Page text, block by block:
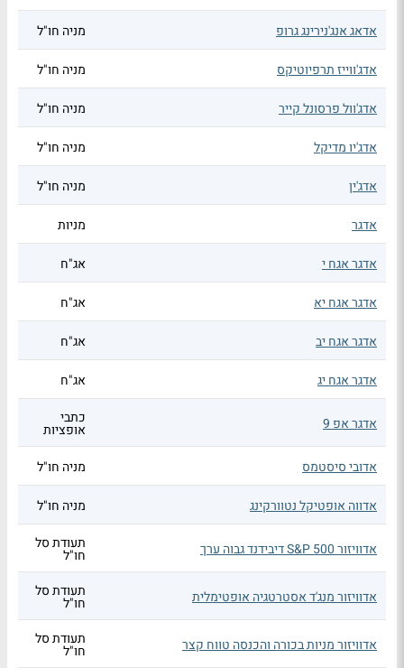
אדאג אנג'נירינג גרופ מניה חו"ל
אדג'ווייז תרפיוטיקס מניה חו"ל
אדג'וול פרסונל קייר מניה חו"ל
אדג'יו מדיקל מניה חו"ל
אדג'ין מניה חו"ל
אדגר מניות
אדגר אגח י אג"ח
אדגר אגח יא אג"ח
אדגר אגח יב אג"ח
אדגר אגח יג אג"ח
אדגר אפ 9 כתבי
אופציות
אדובי סיסטמס
מניה חו"ל
אדווה אופטיקל נטוורקינג מניה חו"ל
אדוויזור S&P 500 דיבידנד גבוה ערך תעודת סל
חו"ל
אדוויזור מנג'ד אסטרטגיה אופטימלית תעודת סל
חו"ל
אדוויזור מניות בכורה והכנסה טווח קצר תעודת סל
חו"ל